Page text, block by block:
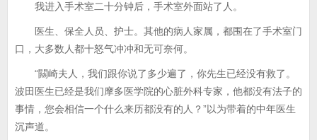
我进入手术室二十分钟后，手术室外面站了人。
医生、保全人员、护士。其他的病人家属，都围在了手术室门
口，大多数人都十怒气冲冲和无可奈何。
“闗崎夫人，我们跟你说了多少遍了，你先生已经没有救了。
波田医生已经是我们摩多医学院的心脏外科专家，他都没有法子的
事情，您会相信一个什么来历都没有的人？”以为带着的中年医生
沉声道。